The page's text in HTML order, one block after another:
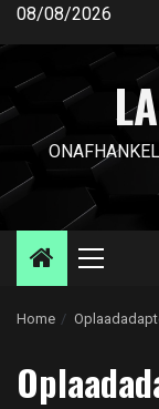
Ga
inhoud
08/08/2026
Primair
Home